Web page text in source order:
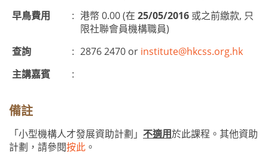
早鳥費用
: 港幣 0.00 (在 25/05/2016 或之前繳款, 只
限社聯會員機構職員)
查詢
: 2876 2470 or institute@hkcss.org.hk
主講嘉賓
:
備註
「小型機構人才發展資助計劃」 不適用於此課程。其他資助
計劃，請參閱按此 。